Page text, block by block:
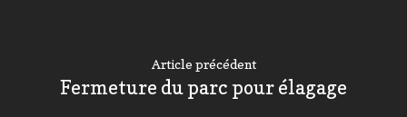
Article précédent
Fermeture du parc pour élagage